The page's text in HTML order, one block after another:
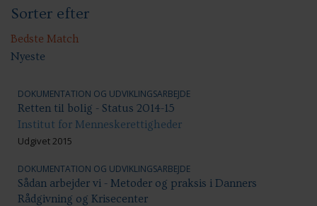
Sorter efter
Bedste Match
Nyeste
DOKUMENTATION OG UDVIKLINGSARBEJDE
Retten til bolig - Status 2014-15
Institut for Menneskerettigheder
Udgivet 2015
DOKUMENTATION OG UDVIKLINGSARBEJDE
Sådan arbejder vi - Metoder og praksis i Danners
Rådgivning og Krisecenter